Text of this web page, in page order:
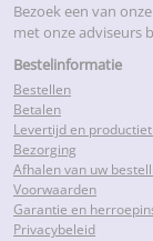
Bezoek een van
met onze adviseurs
Bestelinformatie
Bestellen
Betalen
Levertijd en
Bezorging
Afhalen van uw
Voorwaarden
Garantie en
Privacybeleid